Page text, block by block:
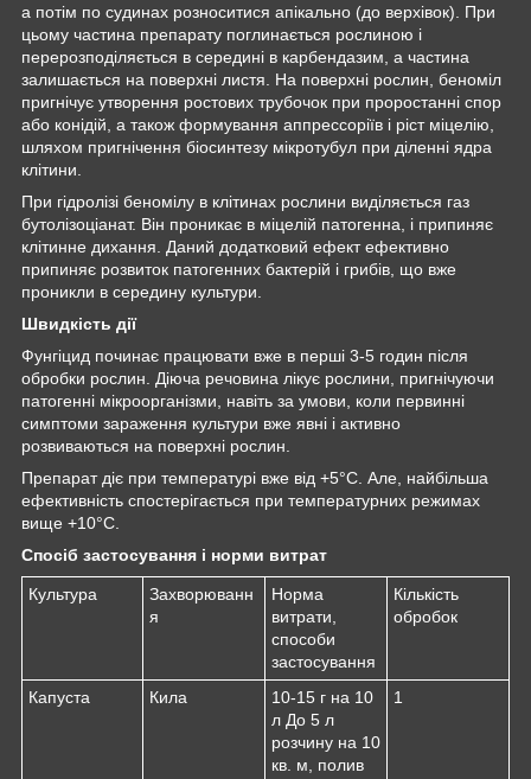
а потім по судинах розноситися апікально (до верхівок). При
цьому частина препарату поглинається рослиною і
перерозподіляється в середині в карбендазим, а частина
залишається на поверхні листя. На поверхні рослин, беноміл
пригнічує утворення ростових трубочок при проростанні спор
або конідій, а також формування аппрессоріїв і ріст міцелію,
шляхом пригнічення біосинтезу мікротубул при діленні ядра
клітини.
При гідролізі беномілу в клітинах рослини виділяється газ
бутолізоціанат. Він проникає в міцелій патогенна, і припиняє
клітинне дихання. Даний додатковий ефект ефективно
припиняє розвиток патогенних бактерій і грибів, що вже
проникли в середину культури.
Швидкість дії
Фунгіцид починає працювати вже в перші 3-5 годин після
обробки рослин. Діюча речовина лікує рослини, пригнічуючи
патогенні мікроорганізми, навіть за умови, коли первинні
симптоми зараження культури вже явні і активно
розвиваються на поверхні рослин.
Препарат діє при температурі вже від +5°С. Але, найбільша
ефективність спостерігається при температурних режимах
вище +10°С.
Спосіб застосування і норми витрат
Культура
Захворюванн
я
Норма
витрати,
способи
застосування
Кількість
обробок
Капуста Кила
10-15 г на 10
л До 5 л
розчину на 10
кв. м, полив
1